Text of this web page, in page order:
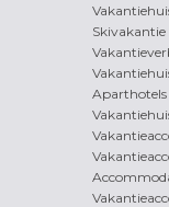
Skivakantie